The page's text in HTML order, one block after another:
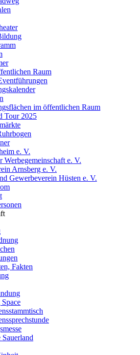
Raum
im öffentlichen Raum
Tour 2025
e. V.
Werbegemeinschaft e. V.
Arnsberg e. V.
Gewerbeverein Hüsten e. V.
Fakten